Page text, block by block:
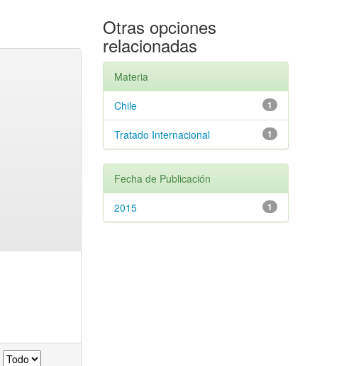
Otras opciones
relacionadas
Materia
1
Chile
1
Tratado Internacional
Fecha de Publicación
1
2015